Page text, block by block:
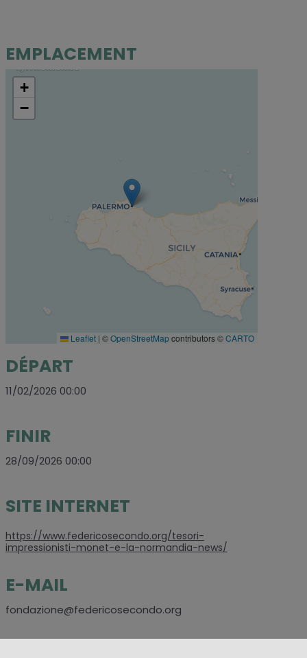
EMPLACEMENT
+
−
Leaflet | ©OpenStreetMapcontributors ©CARTO
DÉPART
11/02/2026 00:00
FINIR
28/09/2026 00:00
SITE INTERNET
https://www.federicosecondo.org/tesori-
impressionisti-monet-e-la-normandia-news/
E-MAIL
fondazione@federicosecondo.org